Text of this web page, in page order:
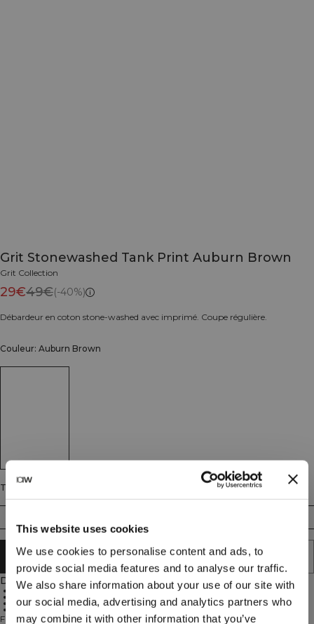
This website uses cookies
We use cookies to personalise content and ads, to
provide social media features and to analyse our traffic.
We also share information about your use of our site with
our social media, advertising and analytics partners who
may combine it with other information that you’ve
Grit Stonewashed Tank Print Auburn Brown
Grit Collection
29€49€(-40%)
Débardeur en coton stone-washed avec imprimé. Coupe régulière.
Couleur: Auburn Brown
Taille
AJOUTER AU PANIER
Description
100% coton
Finition stone-washed
Imprimé signature
Fabriqué à partir de coton doux et léger avec une sensation brossée, le Grit